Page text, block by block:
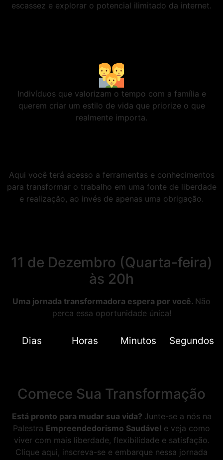
escassez e explorar o potencial ilimitado da internet.
Indivíduos que valorizam o tempo com a família e
querem criar um estilo de vida que priorize o que
realmente importa.
Aqui você terá acesso a ferramentas e conhecimentos
para transformar o trabalho em uma fonte de liberdade
e realização, ao invés de apenas uma obrigação.
11 de Dezembro (Quarta-feira)
às 20h
Uma jornada transformadora espera por você. Não
perca essa oportunidade única!
Dias Horas Minutos Segundos
Comece Sua Transformação
Está pronto para mudar sua vida? Junte-se a nós na
Palestra Empreendedorismo Saudável e veja como
viver com mais liberdade, flexibilidade e satisfação.
Clique aqui, inscreva-se e embarque nessa jornada